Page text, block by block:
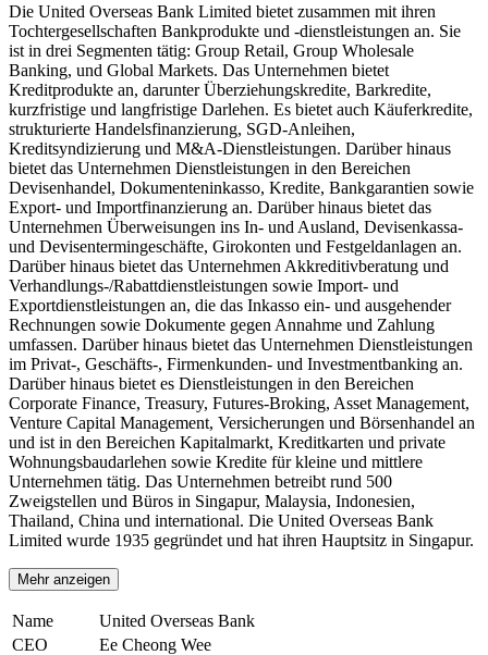
Die United Overseas Bank Limited bietet zusammen mit ihren
Tochtergesellschaften Bankprodukte und -dienstleistungen an. Sie
ist in drei Segmenten tätig: Group Retail, Group Wholesale
Banking, und Global Markets. Das Unternehmen bietet
Kreditprodukte an, darunter Überziehungskredite, Barkredite,
kurzfristige und langfristige Darlehen. Es bietet auch Käuferkredite,
strukturierte Handelsfinanzierung, SGD-Anleihen,
Kreditsyndizierung und M&A-Dienstleistungen. Darüber hinaus
bietet das Unternehmen Dienstleistungen in den Bereichen
Devisenhandel, Dokumenteninkasso, Kredite, Bankgarantien sowie
Export- und Importfinanzierung an. Darüber hinaus bietet das
Unternehmen Überweisungen ins In- und Ausland, Devisenkassa-
und Devisentermingeschäfte, Girokonten und Festgeldanlagen an.
Darüber hinaus bietet das Unternehmen Akkreditivberatung und
Verhandlungs-/Rabattdienstleistungen sowie Import- und
Exportdienstleistungen an, die das Inkasso ein- und ausgehender
Rechnungen sowie Dokumente gegen Annahme und Zahlung
umfassen. Darüber hinaus bietet das Unternehmen Dienstleistungen
im Privat-, Geschäfts-, Firmenkunden- und Investmentbanking an.
Darüber hinaus bietet es Dienstleistungen in den Bereichen
Corporate Finance, Treasury, Futures-Broking, Asset Management,
Venture Capital Management, Versicherungen und Börsenhandel an
und ist in den Bereichen Kapitalmarkt, Kreditkarten und private
Wohnungsbaudarlehen sowie Kredite für kleine und mittlere
Unternehmen tätig. Das Unternehmen betreibt rund 500
Zweigstellen und Büros in Singapur, Malaysia, Indonesien,
Thailand, China und international. Die United Overseas Bank
Limited wurde 1935 gegründet und hat ihren Hauptsitz in Singapur.
Mehr anzeigen
Name
United Overseas Bank
CEO
Ee Cheong Wee